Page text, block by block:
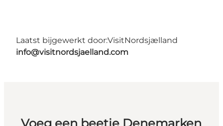
Laatst bijgewerkt door:VisitNordsjælland
info@visitnordsjaelland.com